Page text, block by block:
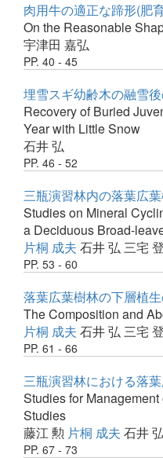
肉用牛の適正な蹄形(肥
On the Reasonable
宇津田 嘉弘
PP. 40 - 45
埋雪スギ幼齢木の融雪
Recovery of Buried
Year with Little Snow
石井 弘
PP. 46 - 52
三瓶演習林内の落葉広
Studies on Mineral
a Deciduous Broad-
片桐 成夫 石井 弘 三宅 登
PP. 53 - 60
落葉広葉樹林の下層植
The Composition and
片桐 成夫 石井 弘 三宅 登
PP. 61 - 66
三瓶演習林における落
Studies for
Studies
藤江 勲 片桐 成夫 石井 弘
PP. 67 - 73